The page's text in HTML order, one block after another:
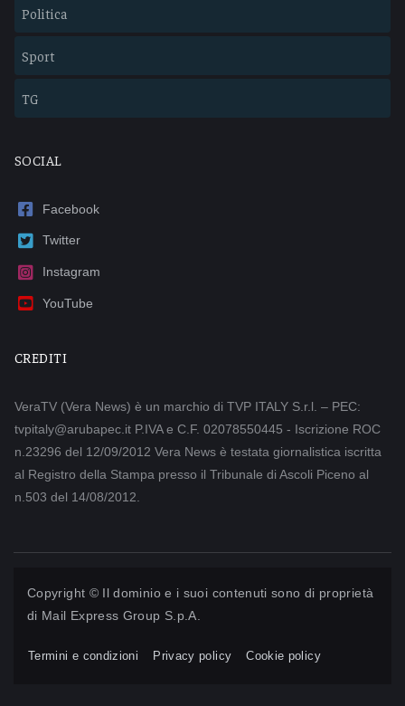
Politica
Sport
TG
SOCIAL
Facebook
Twitter
Instagram
YouTube
CREDITI
VeraTV (Vera News) è un marchio di TVP ITALY S.r.l. – PEC:
tvpitaly@arubapec.it P.IVA e C.F. 02078550445 - Iscrizione ROC
n.23296 del 12/09/2012 Vera News è testata giornalistica iscritta
al Registro della Stampa presso il Tribunale di Ascoli Piceno al
n.503 del 14/08/2012.
Copyright © Il dominio e i suoi contenuti sono di proprietà
di Mail Express Group S.p.A.
Termini e condizioni Privacy policy Cookie policy